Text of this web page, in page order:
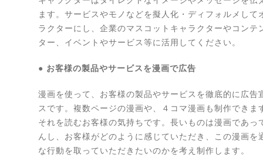
ます。サービスやモノなどを擬人化・ディフォルメして
ラクターにし、企業のマスコットキャラクターやコンテ
ター、イベントやサービス等に活用してください。
● お客様の製品やサービスを漫画で広告
漫画を使って、お客様の製品やサービスを徹底的に広告
スです。複数ページの漫画や、４コマ漫画も制作できま
それを読むお客様の気持ちです。長いものは漫画であっ
んし、お客様がどのように感じていただき、この漫画を
な行動を取っていただきたいのかを考え制作します。